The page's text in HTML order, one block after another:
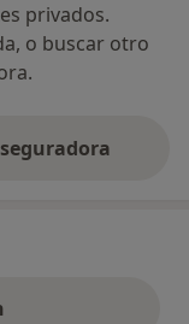
privados.
o buscar otro